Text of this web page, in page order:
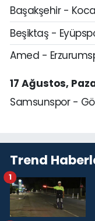
Başakşehir -
Beşiktaş -
Amed -
17 Ağustos,
Samsunspor -
Trend
1